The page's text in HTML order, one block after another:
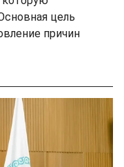
цель
причин